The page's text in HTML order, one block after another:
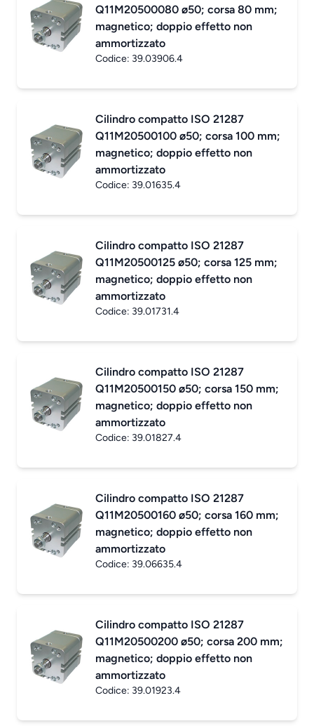
Q11M20500080 ø50; corsa 80 mm;
magnetico; doppio effetto non
ammortizzato
Codice: 39.03906.4
Cilindro compatto ISO 21287
Q11M20500100 ø50; corsa 100 mm;
magnetico; doppio effetto non
ammortizzato
Codice: 39.01635.4
Cilindro compatto ISO 21287
Q11M20500125 ø50; corsa 125 mm;
magnetico; doppio effetto non
ammortizzato
Codice: 39.01731.4
Cilindro compatto ISO 21287
Q11M20500150 ø50; corsa 150 mm;
magnetico; doppio effetto non
ammortizzato
Codice: 39.01827.4
Cilindro compatto ISO 21287
Q11M20500160 ø50; corsa 160 mm;
magnetico; doppio effetto non
ammortizzato
Codice: 39.06635.4
Cilindro compatto ISO 21287
Q11M20500200 ø50; corsa 200 mm;
magnetico; doppio effetto non
ammortizzato
Codice: 39.01923.4